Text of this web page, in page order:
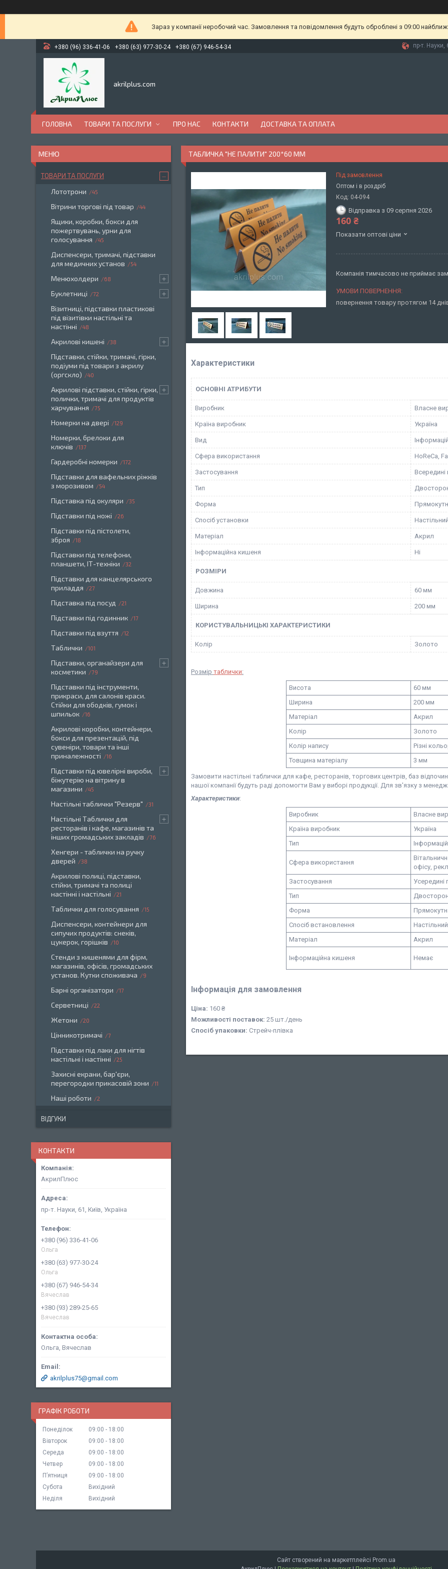
Зараз у компанії неробочий час. Замовлення та повідомлення будуть оброблені з 09:00
+380 (96) 336-41-06 +380 (63) 977-30-24 +380 (67) 946-54-34 пр-т. Науки,
akrilplus.com
ГОЛОВНА ТОВАРИ ТА ПОСЛУГИ ПРО НАС КОНТАКТИ ДОСТАВКА ТА ОПЛАТА
ТАБЛИЧКА "НЕ ПАЛИТИ" 200*60 ММ
Під замовлення
Оптом і в роздріб
Код: 04-094
Відправка з 09 серпня 2026
160 ₴
Показати оптові ціни
Компанія тимчасово не приймає
повернення товару протягом 14
Характеристики
ОСНОВНІ АТРИБУТИ
Виробник Власне
Країна виробник Україна
Вид
Сфера використання HoReCa,
Застосування
Тип
Форма
Спосіб установки
Матеріал Акрил
Інформаційна кишеня Ні
РОЗМІРИ
Довжина 60 мм
Ширина 200 мм
КОРИСТУВАЛЬНИЦЬКІ ХАРАКТЕРИСТИКИ
Колір Золото
Розмір таблички:
Висота
60 мм
Ширина
200 мм
Матеріал
Акрил
Колір
Золото
Колір напису
Різні
Товщина матеріалу
3 мм
Замовити настільні таблички для кафе, ресторанів, торгових центрів, баз
нашої компанії будуть раді допомогти Вам у виборі продукції. Для зв'язку з
Характеристики:
Виробник
Власне
Країна виробник
Україна
Тип
Сфера використання
офісу,
Застосування
Усередині
Тип
Форма
Спосіб встановлення
Настільний
Матеріал
Акрил
Інформаційна кишеня Немає
Інформація для замовлення
Ціна: 160 ₴
Можливості поставок: 25 шт./день
Спосіб упаковки: Стрейч-плівка
ТОВАРИ ТА ПОСЛУГИ
Лототрони 45
Вітрини торгові під товар 44
Ящики, коробки, бокси для
пожертвувань, урни для
голосування
45
Диспенсери, тримачі, підставки
для медичних установ
54
Менюхолдери 68
Буклетниці 72
Візитниці, підставки пластикові
під візитівки настільні та
настінні
48
Акрилові кишені 38
Підставки, стійки, тримачі, гірки,
подіуми під товари з акрилу
(оргскло)
40
Акрилові підставки, стійки, гірки,
полички, тримачі для продуктів
харчування
75
Номерки на двері 129
Номерки, брелоки для
ключів
137
Гардеробні номерки 172
Підставки для вафельних ріжків
з морозивом
54
Підставка під окуляри 35
Підставки під ножі 26
Підставки під пістолети,
зброя
18
Підставки під телефони,
планшети, ІТ-техніки
32
Підставки для канцелярського
приладдя
27
Підставка під посуд 21
Підставки під годинник 17
Підставки під взуття 12
Таблички 101
Підставки, органайзери для
косметики
79
Підставки під інструменти,
прикраси, для салонів краси.
Стійки для ободків, гумок і
шпильок
16
Акрилові коробки, контейнери,
бокси для презентацій, під
сувеніри, товари та інші
приналежності
16
Підставки під ювелірні вироби,
біжутерію на вітрину в
магазини
45
Настільні таблички "Резерв" 31
Настільні Таблички для
ресторанів і кафе, магазинів та
інших громадських закладів
76
Хенгери - таблички на ручку
дверей
38
Акрилові полиці, підставки,
стійки, тримачі та полиці
настінні і настільні
21
Таблички для голосування 15
Диспенсери, контейнери для
сипучих продуктів: снеків,
цукерок, горішків
10
Стенди з кишенями для фірм,
магазинів, офісів, громадських
установ. Кутки споживача
9
Барні організатори 17
Серветниці 22
Жетони 20
Цінникотримачі 7
Підставки під лаки для нігтів
настільні і настінні
25
Захисні екрани, бар'єри,
перегородки прикасовій зони
11
Наші роботи 2
ВІДГУКИ
КОНТАКТИ
АкрилПлюс
пр-т. Науки, 61, Київ, Україна
+380 (96) 336-41-06
Ольга
+380 (63) 977-30-24
Ольга
+380 (67) 946-54-34
Вячеслав
+380 (93) 289-25-65
Вячеслав
Ольга, Вячеслав
akrilplus75@gmail.com
ГРАФІК РОБОТИ
Понеділок 09:00
18:00
Вівторок
09:00
18:00
Середа
09:00
18:00
Четвер
09:00
18:00
Пʼятниця
09:00
18:00
Субота
Вихідний
Неділя
Вихідний
Сайт створений на маркетплейсі Prom.ua